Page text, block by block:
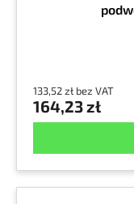
133,52 zł bez VAT
164,23 zł